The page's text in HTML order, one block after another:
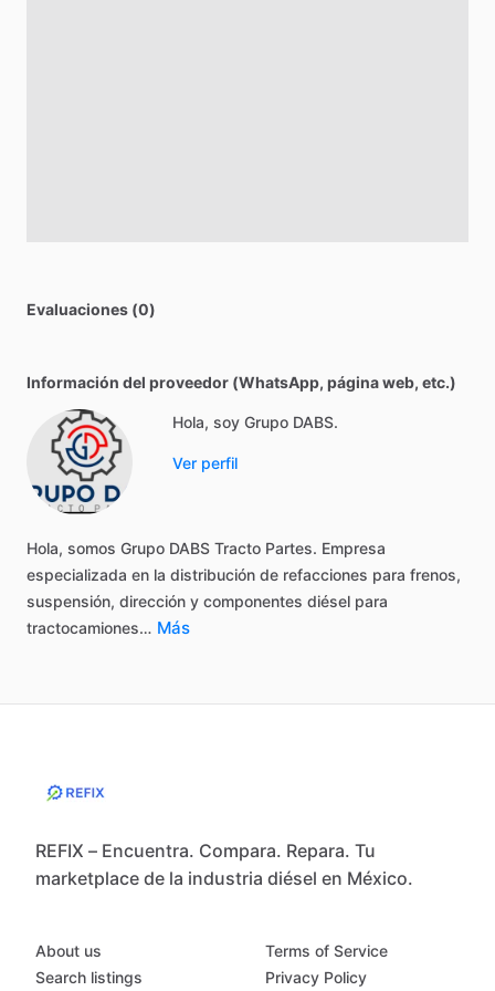
Evaluaciones (0)
Información del proveedor (WhatsApp, página web, etc.)
Hola, soy Grupo DABS.
Ver perfil
Hola, somos Grupo DABS Tracto Partes. Empresa
especializada en la distribución de refacciones para frenos,
suspensión, dirección y componentes diésel para
tractocamiones… Más
REFIX – Encuentra. Compara. Repara. Tu
marketplace de la industria diésel en México.
About us
Search listings
Terms of Service
Privacy Policy